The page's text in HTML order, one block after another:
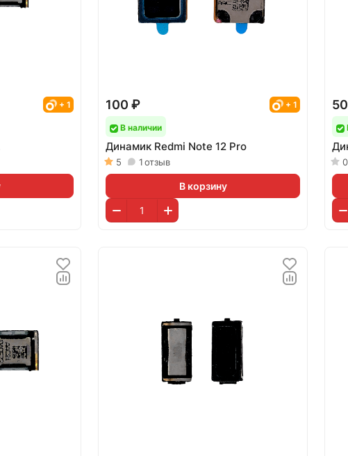
+ 1 100 ₽ + 1
В наличии
Динамик Redmi Note 12 Pro
5 1отзыв
В корзину
0